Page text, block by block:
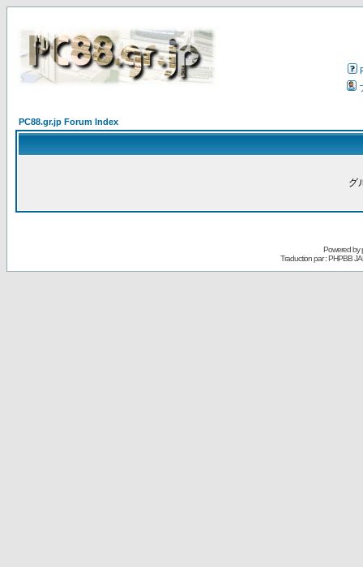
PC88.gr.jp Forum Index
グ
Powered by
Traduction par : PHPBB